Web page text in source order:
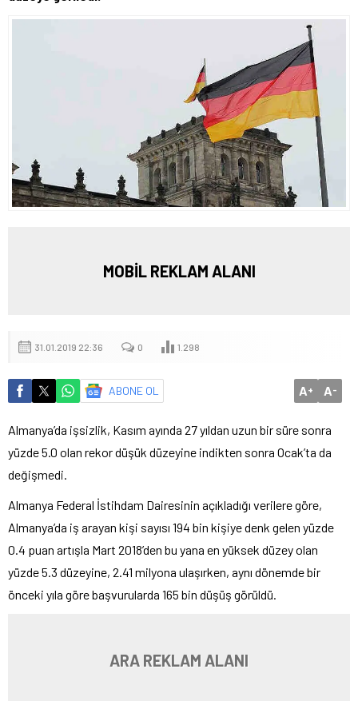
MOBİL REKLAM ALANI
31.01.2019 22:36 0 1.298
ABONE OL A+ A-
Almanya’da işsizlik, Kasım ayında 27 yıldan uzun bir süre sonra
yüzde 5.0 olan rekor düşük düzeyine indikten sonra Ocak’ta da
değişmedi.
Almanya Federal İstihdam Dairesinin açıkladığı verilere göre,
Almanya’da iş arayan kişi sayısı 194 bin kişiye denk gelen yüzde
0.4 puan artışla Mart 2018’den bu yana en yüksek düzey olan
yüzde 5.3 düzeyine, 2.41 milyona ulaşırken, aynı dönemde bir
önceki yıla göre başvurularda 165 bin düşüş görüldü.
ARA REKLAM ALANI